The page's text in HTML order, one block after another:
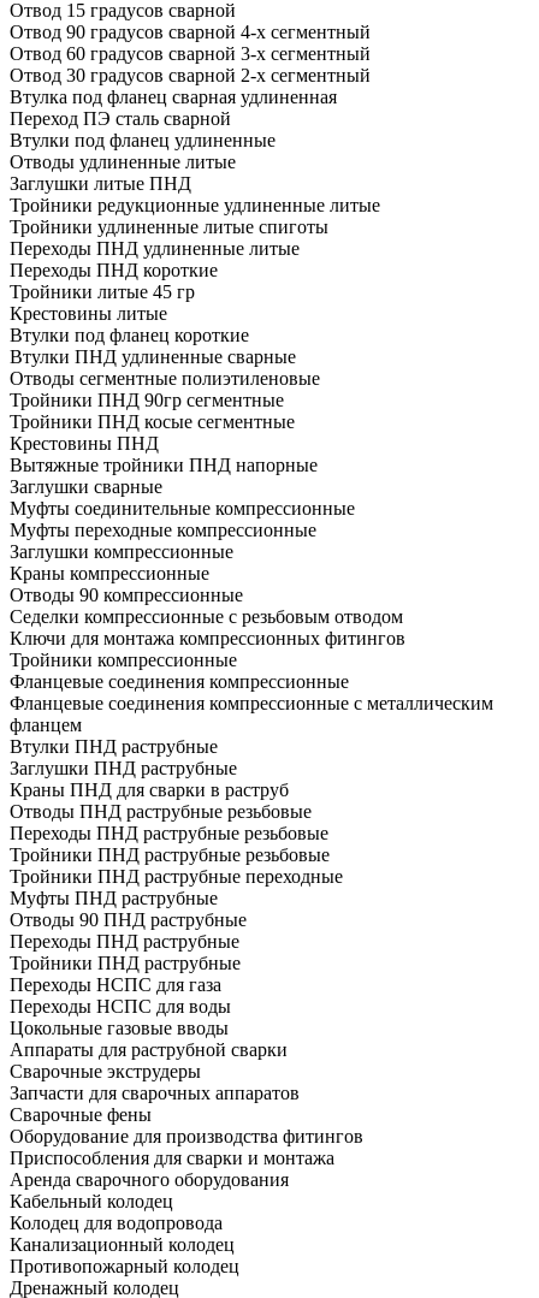
Отвод 15 градусов сварной
Отвод 90 градусов сварной 4-х сегментный
Отвод 60 градусов сварной 3-х сегментный
Отвод 30 градусов сварной 2-х сегментный
Втулка под фланец сварная удлиненная
Переход ПЭ сталь сварной
Втулки под фланец удлиненные
Отводы удлиненные литые
Заглушки литые ПНД
Тройники редукционные удлиненные литые
Тройники удлиненные литые спиготы
Переходы ПНД удлиненные литые
Переходы ПНД короткие
Тройники литые 45 гр
Крестовины литые
Втулки под фланец короткие
Втулки ПНД удлиненные сварные
Отводы сегментные полиэтиленовые
Тройники ПНД 90гр сегментные
Тройники ПНД косые сегментные
Крестовины ПНД
Вытяжные тройники ПНД напорные
Заглушки сварные
Муфты соединительные компрессионные
Муфты переходные компрессионные
Заглушки компрессионные
Краны компрессионные
Отводы 90 компрессионные
Седелки компрессионные с резьбовым отводом
Ключи для монтажа компрессионных фитингов
Тройники компрессионные
Фланцевые соединения компрессионные
Фланцевые соединения компрессионные с металлическим
фланцем
Втулки ПНД раструбные
Заглушки ПНД раструбные
Краны ПНД для сварки в раструб
Отводы ПНД раструбные резьбовые
Переходы ПНД раструбные резьбовые
Тройники ПНД раструбные резьбовые
Тройники ПНД раструбные переходные
Муфты ПНД раструбные
Отводы 90 ПНД раструбные
Переходы ПНД раструбные
Тройники ПНД раструбные
Переходы НСПС для газа
Переходы НСПС для воды
Цокольные газовые вводы
Аппараты для раструбной сварки
Сварочные экструдеры
Запчасти для сварочных аппаратов
Сварочные фены
Оборудование для производства фитингов
Приспособления для сварки и монтажа
Аренда сварочного оборудования
Кабельный колодец
Колодец для водопровода
Канализационный колодец
Противопожарный колодец
Дренажный колодец